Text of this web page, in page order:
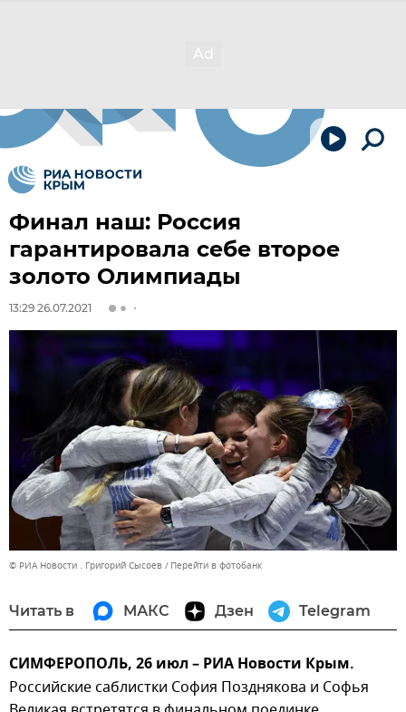
Финал наш: Россия
гарантировала себе второе
золото Олимпиады
13:29 26.07.2021
© РИА Новости . Григорий Сысоев Перейти в фотобанк
Читать в МАКС Дзен Telegram
СИМФЕРОПОЛЬ, 26 июл – РИА Новости Крым.
Российские саблистки София Позднякова и Софья